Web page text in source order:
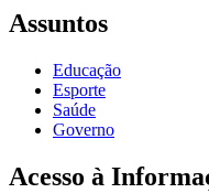
Assuntos
Educação
Esporte
Saúde
Governo
Acesso à